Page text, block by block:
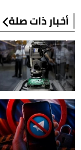
أخبار ذات صلة